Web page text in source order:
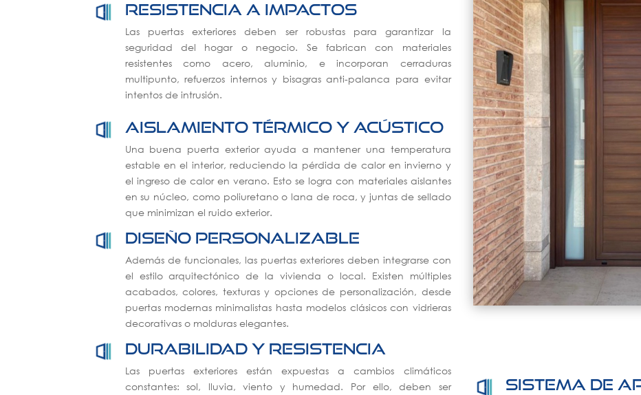
Resistencia a impactos
Las puertas exteriores deben ser robustas para garantizar la
seguridad del hogar o negocio. Se fabrican con materiales
resistentes como acero, aluminio, e incorporan cerraduras
multipunto, refuerzos internos y bisagras anti-palanca para evitar
intentos de intrusión.
Aislamiento térmico y acústico
Una buena puerta exterior ayuda a mantener una temperatura
estable en el interior, reduciendo la pérdida de calor en invierno y
el ingreso de calor en verano. Esto se logra con materiales aislantes
en su núcleo, como poliuretano o lana de roca, y juntas de sellado
que minimizan el ruido exterior.
Diseño personalizable
Además de funcionales, las puertas exteriores deben integrarse con
el estilo arquitectónico de la vivienda o local. Existen múltiples
acabados, colores, texturas y opciones de personalización, desde
puertas modernas minimalistas hasta modelos clásicos con vidrieras
decorativas o molduras elegantes.
Durabilidad y resistencia
Las puertas exteriores están expuestas a cambios climáticos
constantes: sol, lluvia, viento y humedad. Por ello, deben ser
Sistema de